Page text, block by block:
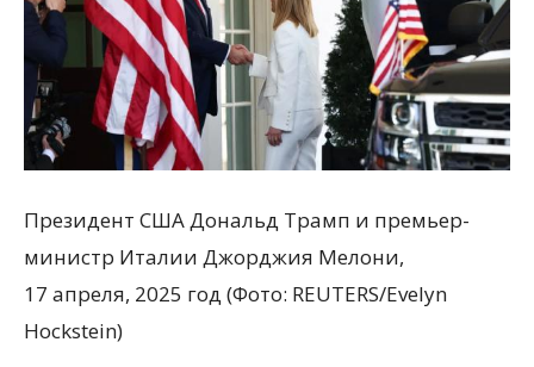
Президент США Дональд Трамп и премьер-
министр Италии Джорджия Мелони,
17 апреля, 2025 год (Фото: REUTERS/Evelyn
Hockstein)